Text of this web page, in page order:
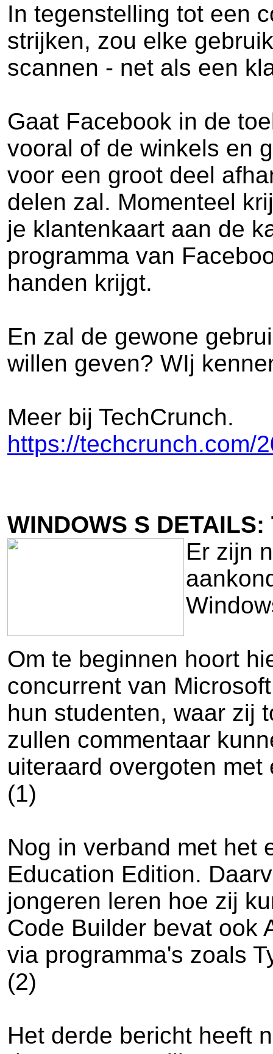
In tegenstelling tot een
strijken, zou elke
scannen - net als een
Gaat Facebook in de
vooral of de winkels en
voor een groot deel
delen zal. Momenteel
je klantenkaart aan de
programma van
handen krijgt.
En zal de gewone
willen geven? WIj
Meer bij TechCrunch.
https://techcrunch.com/
WINDOWS S
Er zijn
Om te beginnen hoort
concurrent van
hun studenten, waar zij
zullen commentaar
uiteraard overgoten
(1)
Nog in verband met het
Education Edition.
jongeren leren hoe zij
Code Builder bevat ook
via programma's zoals
(2)
Het derde bericht heeft